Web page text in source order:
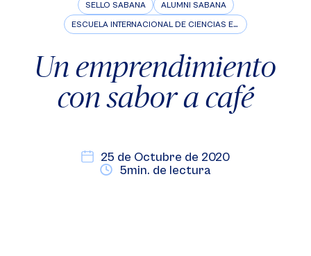
SELLO SABANA ALUMNI SABANA
ESCUELA INTERNACIONAL DE CIENCIAS ECONÓMICAS Y ADMINISTRATIVAS
Un emprendimiento
con sabor a café
25 de Octubre de 2020
5min. de lectura